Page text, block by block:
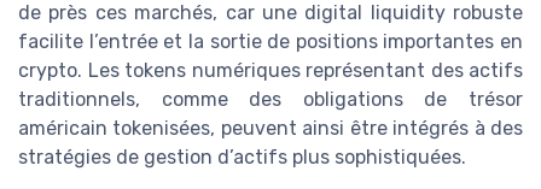
de près ces marchés, car une digital liquidity robuste
facilite l’entrée et la sortie de positions importantes en
crypto. Les tokens numériques représentant des actifs
traditionnels, comme des obligations de trésor
américain tokenisées, peuvent ainsi être intégrés à des
stratégies de gestion d’actifs plus sophistiquées.